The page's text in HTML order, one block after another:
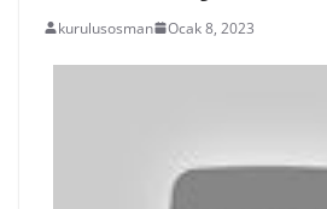
kurulusosman Ocak 8, 2023